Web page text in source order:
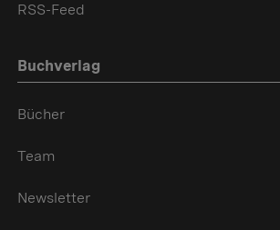
RSS-Feed
Buchverlag
Bücher
Team
Newsletter